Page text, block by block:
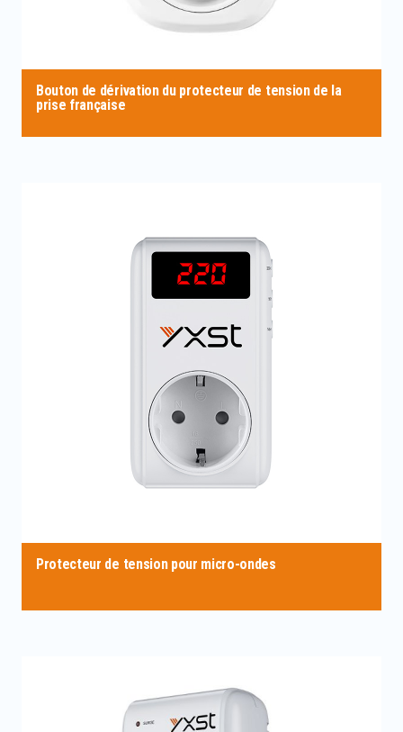
Bouton de dérivation du protecteur de tension de la
prise française
Protecteur de tension pour micro-ondes